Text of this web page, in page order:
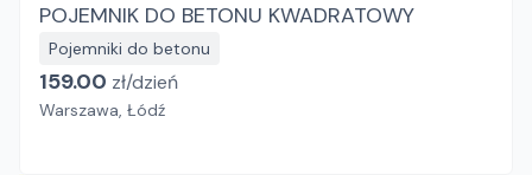
POJEMNIK DO BETONU KWADRATOWY
Pojemniki do betonu
159.00 zł/dzień
Warszawa, Łódź